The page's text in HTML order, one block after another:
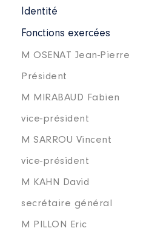
Identité
Fonctions exercées
M OSENAT Jean-Pierre
Président
M MIRABAUD Fabien
vice-président
M SARROU Vincent
vice-président
M KAHN David
secrétaire général
M PILLON Eric